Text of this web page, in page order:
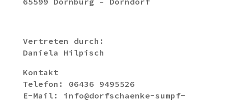
Vertreten durch:
Daniela Hilpisch
Kontakt
Telefon: 06436 9495526
E-Mail: info@dorfschaenke-sumpf-